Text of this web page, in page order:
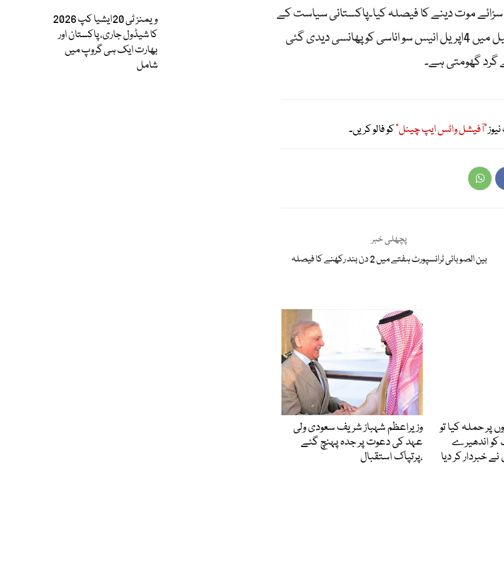
ویمنز ٹی 20ایشیا کپ 2026
کا شیڈول جاری، پاکستان اور
بھارت ایک ہی گروپ میں
شامل
سزائے موت دینے کا فیصلہ کیا۔پاکستانی سیاست کے
افق کے اس چمکتے ستارے کو راولپنڈی ڈسٹرکٹ جیل میں 4اپریل انیس سو اناسی کو پھانسی دیدی گئی
گھومتی ہے۔
"آفیشل واٹس ایپ چینل"کو فالو کریں۔
پچھلی خبر
بین الصوبائی ٹرانسپورٹ ہفتے میں 2 دن بند رکھنے کا فیصلہ
وزیراعظم شہباز شریف سعودی ولی
عہد کی دعوت پر جدہ پہنچ گئے
،پرتپاک استقبال
پر حملہ کیا تو
کو اندھیرے
خبردار کر دیا